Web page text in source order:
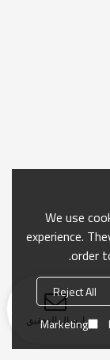
ارسال التحقيق
We use
experience.
order
Reject All
Marketing